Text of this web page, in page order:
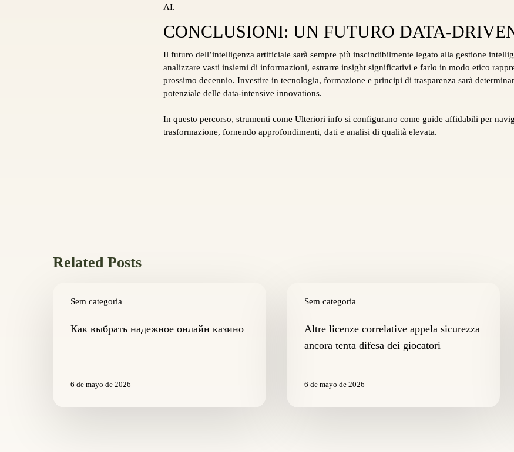
AI.
CONCLUSIONI: UN FUTURO DATA-
Il futuro dell’intelligenza artificiale sarà sempre più inscindibilmente legato alla gestione
analizzare vasti insiemi di informazioni, estrarre insight significativi e farlo in modo etico
prossimo decennio. Investire in tecnologia, formazione e principi di trasparenza sarà
potenziale delle data-intensive innovations.
In questo percorso, strumenti come Ulteriori info si configurano come guide affidabili per
trasformazione, fornendo approfondimenti, dati e analisi di qualità elevata.
Related Posts
Sem categoria
выбрать
онлайнКак выбрать надежное онлайн казино
6 de mayo de 2026
Sem categoria
licenze
appelaAltre licenze correlative appela sicurezza
ancora tenta difesa dei giocatori
6 de mayo de 2026